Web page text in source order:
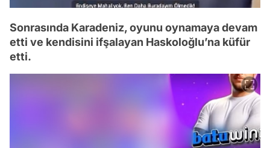
Sonrasında Karadeniz, oyunu oynamaya devam
etti ve kendisini ifşalayan Haskoloğlu’na küfür
etti.